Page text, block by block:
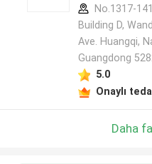
No.1317-
Building D,
Ave. Huangqi,
Guangdong
5.0
Onaylı
Daha